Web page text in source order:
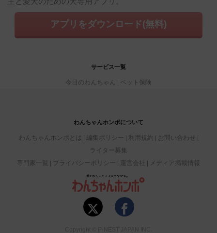
アプリをダウンロード(無料)
サービス一覧
今日のわんちゃん ペット保険
わんちゃんホンポについて
わんちゃんホンポとは 編集ポリシー 利用規約
お問い合わせ
ライター募集
専門家一覧
プライバシーポリシー 運営会社 メディア掲載情報